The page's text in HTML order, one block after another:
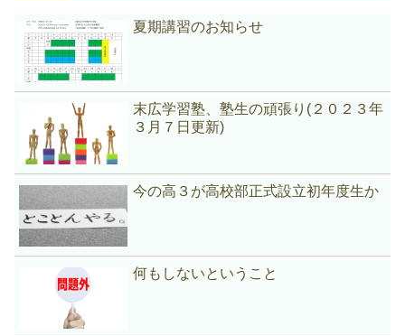
夏期講習のお知らせ
末広学習塾、塾生の頑張り(２０２３年
３月７日更新)
今の高３が高校部正式設立初年度生か
何もしないということ